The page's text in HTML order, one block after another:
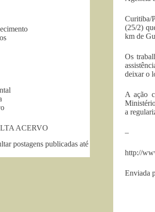
Curitiba/
(25/2)
km de
Os
deixar o
A ação
a
–
http://
Enviada
ACERVO
postagens publicadas até